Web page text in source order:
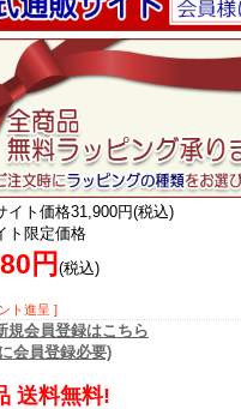
イト価格31,900円(税込)
ト限定価格
円 (税込)
ト進呈 ]
規会員登録はこちら
会員登録必要)
送料無料!